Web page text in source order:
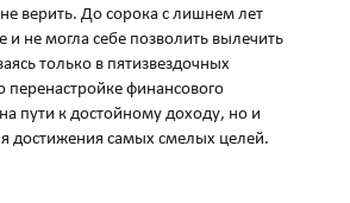
верить. До сорока с лишнем лет
не могла себе позволить вылечить
только в пятизвездочных
перенастройке финансового
пути к достойному доходу, но и
достижения самых смелых целей.